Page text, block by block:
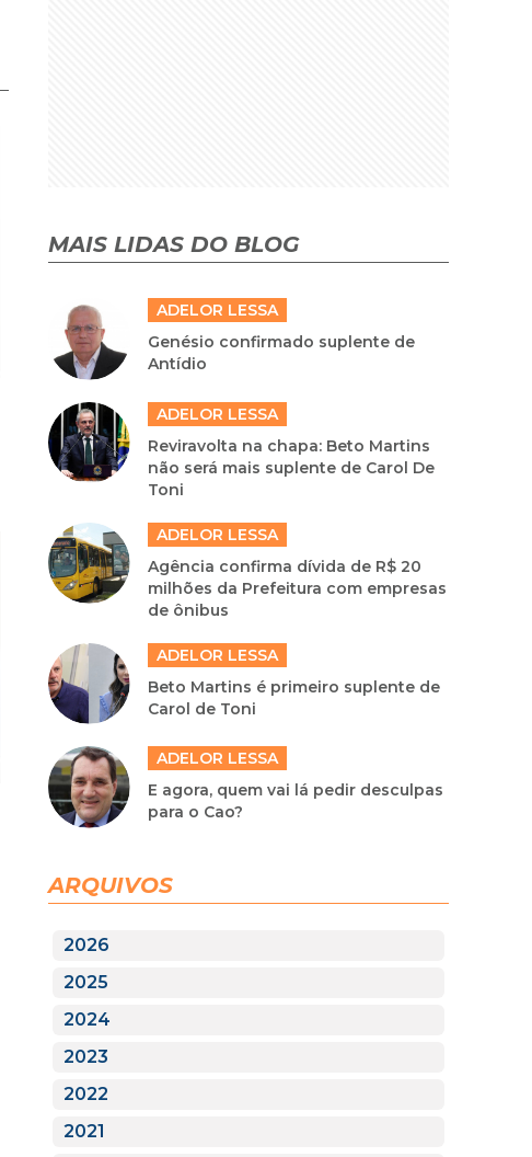
MAIS LIDAS DO BLOG
ADELOR LESSA
Genésio confirmado suplente de
Antídio
ADELOR LESSA
Reviravolta na chapa: Beto Martins
não será mais suplente de Carol De
Toni
ADELOR LESSA
Agência confirma dívida de R$ 20
milhões da Prefeitura com empresas
de ônibus
ADELOR LESSA
Beto Martins é primeiro suplente de
Carol de Toni
ADELOR LESSA
E agora, quem vai lá pedir desculpas
para o Cao?
ARQUIVOS
2026
2025
2024
2023
2022
2021